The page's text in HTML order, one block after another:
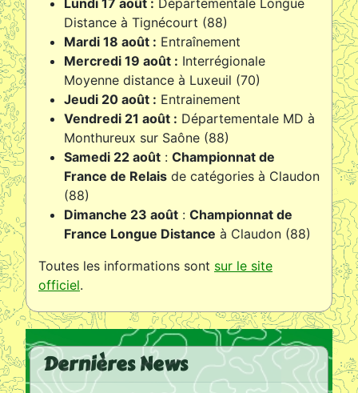
Dernières News
Lundi 17 août : Départementale Longue
Distance à Tignécourt (88)
Mardi 18 août : Entraînement
Mercredi 19 août : Interrégionale
Moyenne distance à Luxeuil (70)
Jeudi 20 août : Entrainement
Vendredi 21 août : Départementale MD à
Monthureux sur Saône (88)
Samedi 22 août : Championnat de
France de Relais de catégories à Claudon
(88)
Dimanche 23 août : Championnat de
France Longue Distance à Claudon (88)
Toutes les informations sont sur le site
officiel.